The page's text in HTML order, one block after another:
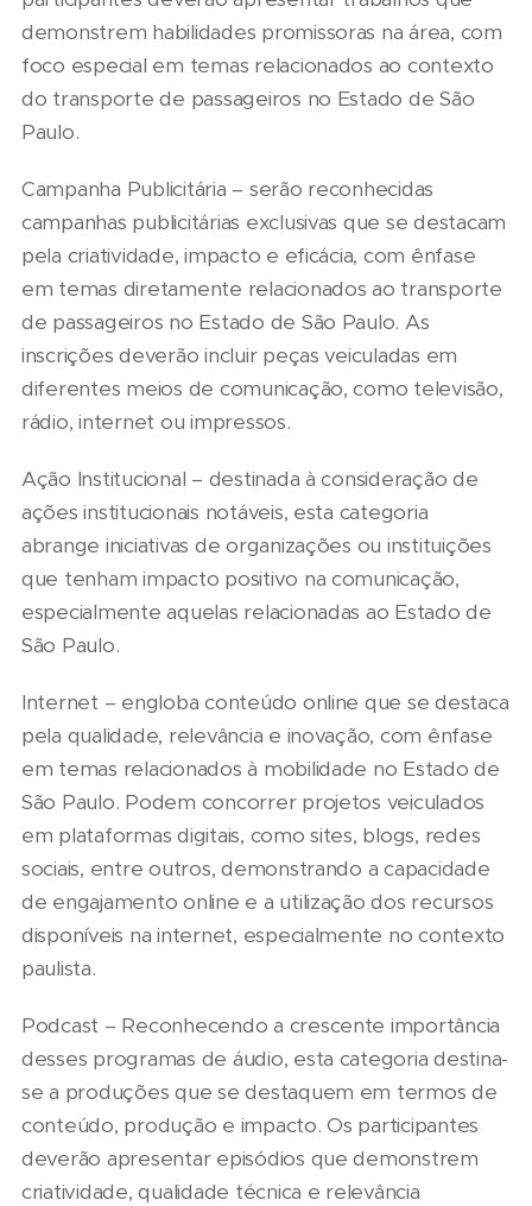
demonstrem habilidades promissoras na área, com
foco especial em temas relacionados ao contexto
do transporte de passageiros no Estado de São
Paulo.
Campanha Publicitária – serão reconhecidas
campanhas publicitárias exclusivas que se destacam
pela criatividade, impacto e eficácia, com ênfase
em temas diretamente relacionados ao transporte
de passageiros no Estado de São Paulo. As
inscrições deverão incluir peças veiculadas em
diferentes meios de comunicação, como televisão,
rádio, internet ou impressos.
Ação Institucional – destinada à consideração de
ações institucionais notáveis, esta categoria
abrange iniciativas de organizações ou instituições
que tenham impacto positivo na comunicação,
especialmente aquelas relacionadas ao Estado de
São Paulo.
Internet – engloba conteúdo online que se destaca
pela qualidade, relevância e inovação, com ênfase
em temas relacionados à mobilidade no Estado de
São Paulo. Podem concorrer projetos veiculados
em plataformas digitais, como sites, blogs, redes
sociais, entre outros, demonstrando a capacidade
de engajamento online e a utilização dos recursos
disponíveis na internet, especialmente no contexto
paulista.
Podcast – Reconhecendo a crescente importância
desses programas de áudio, esta categoria destina-
se a produções que se destaquem em termos de
conteúdo, produção e impacto. Os participantes
deverão apresentar episódios que demonstrem
criatividade, qualidade técnica e relevância